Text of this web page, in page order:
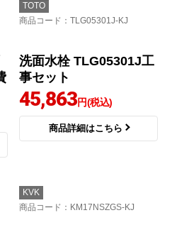
TOTO
商品コード ：TLG05301J-KJ
洗面水栓 TLG05301J工
事セット